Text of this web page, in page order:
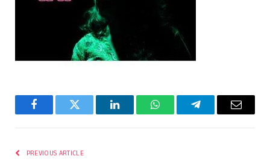
FacebookTwitter LinkedInWhatsAppTelegramEmail
PREVIOUS ARTICLE